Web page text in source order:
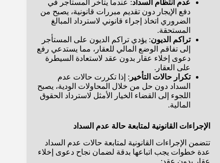
عدم انتظام السداد: عندما يتأخر المستأجر في
دفع الإيجار دون تقديم مبررات قانونية، يصبح من
الضروري اتخاذ إجراء قانوني لاسترداد المبالغ
المستحقة.
تراكم الديون: يؤدي تراكم الديون على المستأجر
إلى تفاقم الوضع المالي للعقار، مما يستدعي رفع
دعوى إخلاء عقار بدون عقد لاستعادة السيطرة
على العقار.
تكرار حالات التأخير : إذا تكررت حالات عدم
السداد دون حل من خلال المحاولات الودية، يصبح
اللجوء إلى القضاء الخيار الأمثل لاسترداد الحقوق
المالية.
الإجراءات القانونية لمتابعة حالة عدم السداد
تتضمن الإجراءات القانونية لمتابعة حالات عدم السداد
عدة خطوات يجب اتباعها بدقة لضمان نجاح دعوى إخلاء
عقار بدون عقد: